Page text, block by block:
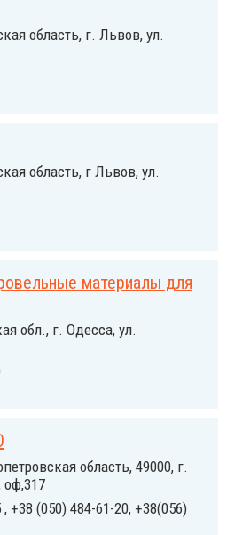
область, г. Львов, ул.
область, г Львов, ул.
материалы для
обл., г. Одесса, ул.
область, 49000, г.
+38 (050) 484-61-20, +38(056)